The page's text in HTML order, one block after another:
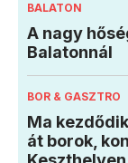
BALATON
A nagy
Balatonnál
BOR & GASZTRO
Ma
át borok,